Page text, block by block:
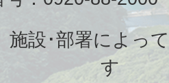
設･部署によっ
す